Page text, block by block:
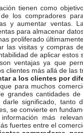
tienen como
los compradores
y aumentar ventas.
para almacenar
proliferado
las visitas y compras
de aplicar estos
ventajas ya que
clientes más allá de las
a los clientes por
para muchos
grandes cantidades
significado, tanto
se convierte en
más
fuertes entre el